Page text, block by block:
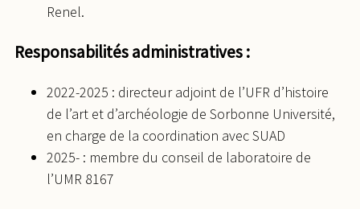
Renel.
Responsabilités administratives :
2022-2025 : directeur adjoint de l’UFR d’histoire
de l’art et d’archéologie de Sorbonne Université,
en charge de la coordination avec SUAD
2025- : membre du conseil de laboratoire de
l’UMR 8167